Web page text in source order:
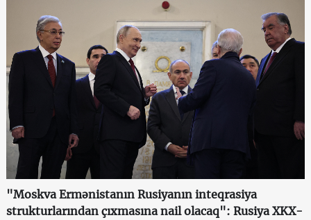
"Moskva Ermənistanın Rusiyanın inteqrasiya
strukturlarından çıxmasına nail olacaq": Rusiya XKX-